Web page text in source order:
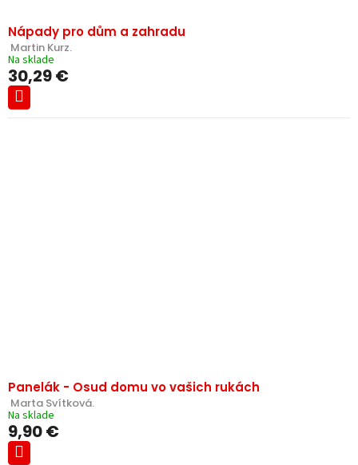
Nápady pro dům a zahradu
Martin Kurz.
Na sklade
30,29 €
Panelák - Osud domu vo vašich rukách
Marta Svítková.
Na sklade
9,90 €